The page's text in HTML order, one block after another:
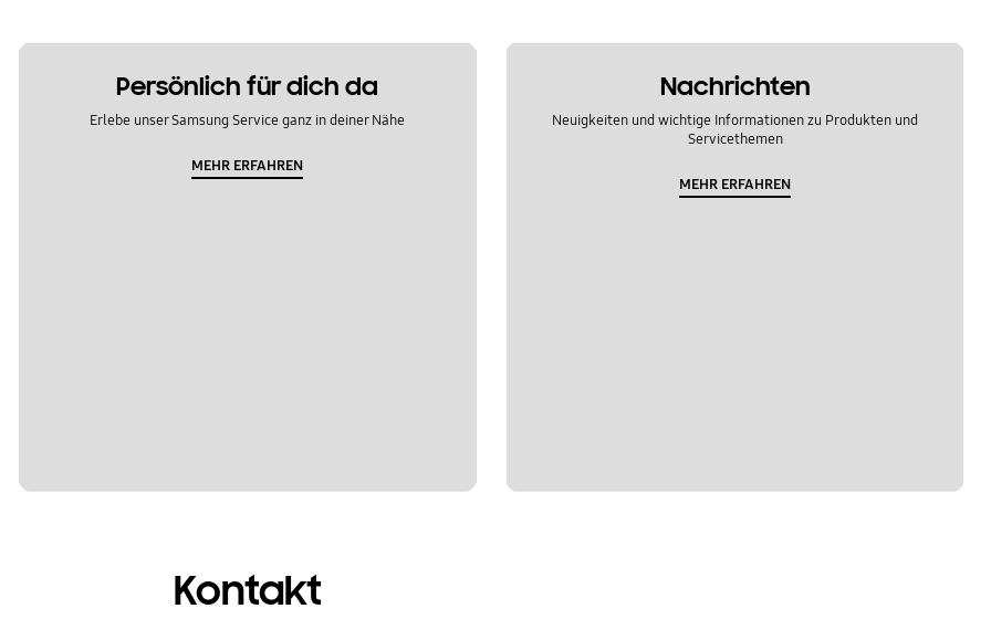
Persönlich für dich da
Erlebe unser Samsung Service ganz in deiner Nähe
MEHR ERFAHREN
Nachrichten
Neuigkeiten und wichtige Informationen zu Produkten und
Servicethemen
MEHR ERFAHREN
Kontakt